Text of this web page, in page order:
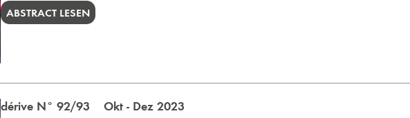
ABSTRACT LESEN
dérive N° 92/93 Okt - Dez 2023